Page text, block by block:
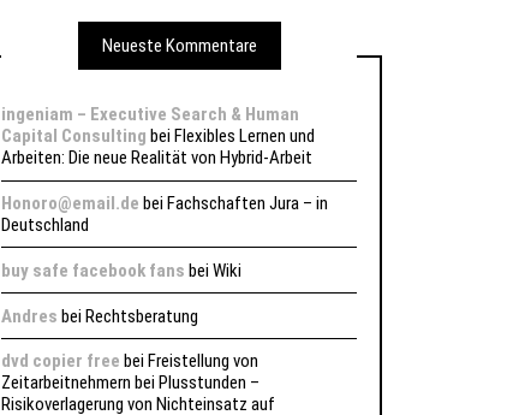
Neueste Kommentare
ingeniam – Executive Search & Human
Capital Consulting bei Flexibles Lernen und
Arbeiten: Die neue Realität von Hybrid-Arbeit
Honoro@email.de beiFachschaften Jura – in
Deutschland
buy safe facebook fans beiWiki
Andres beiRechtsberatung
dvd copier free bei Freistellung von
Zeitarbeitnehmern bei Plusstunden –
Risikoverlagerung von Nichteinsatz auf